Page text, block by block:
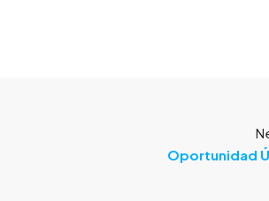
Oportunidad